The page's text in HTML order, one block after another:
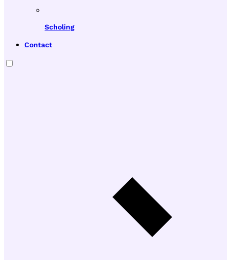
Scholing
Contact